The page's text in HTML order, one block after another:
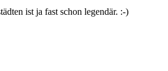
ist ja fast schon legendär. :-)